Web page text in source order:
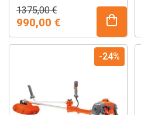
kevytkäynnistyksellä ja
M-Tronic -
moottorinohjauksella.
Sisältää ADVANCE X-
1375,00€
Alkuperäinen
hinta
1375,00 €.
990,00 €
Nykyinen
hinta
990,00 €.
-24%